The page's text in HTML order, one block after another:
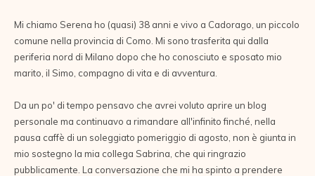
Mi chiamo Serena ho (quasi) 38 anni e vivo a Cadorago, un piccolo
comune nella provincia di Como. Mi sono trasferita qui dalla
periferia nord di Milano dopo che ho conosciuto e sposato mio
marito, il Simo, compagno di vita e di avventura.
Da un po' di tempo pensavo che avrei voluto aprire un blog
personale ma continuavo a rimandare all'infinito finché, nella
pausa caffè di un soleggiato pomeriggio di agosto, non è giunta in
mio sostegno la mia collega Sabrina, che qui ringrazio
pubblicamente. La conversazione che mi ha spinto a prendere